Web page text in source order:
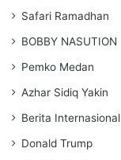
Safari Ramadhan
BOBBY NASUTION
Pemko Medan
Azhar Sidiq Yakin
Berita Internasional
Donald Trump